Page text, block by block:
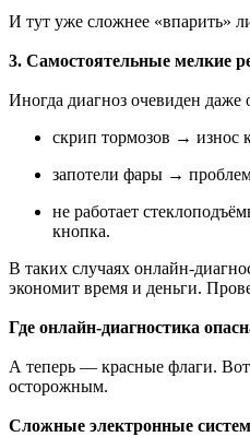
И тут уже сложнее «впарить»
3. Самостоятельные мелкие
Иногда диагноз очевиден даже
скрип тормозов → износ
запотели фары →
не работает
кнопка.
В таких случаях онлайн-
экономит время и деньги.
Где онлайн-диагностика
А теперь — красные флаги. Вот
осторожным.
Сложные электронные